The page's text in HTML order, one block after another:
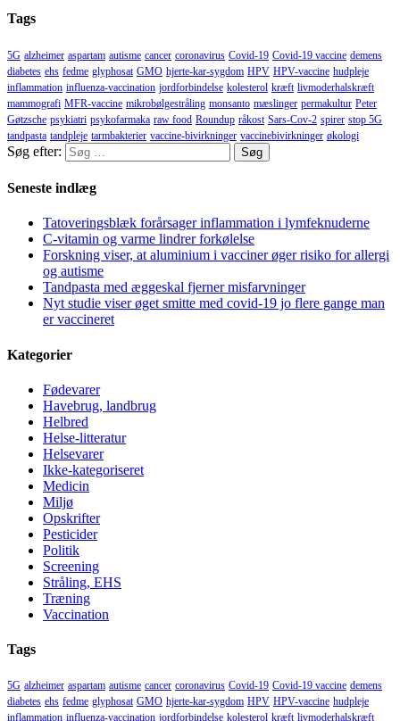
Tags
5G alzheimer aspartam autisme cancer coronavirus Covid-19 Covid-19 vaccine demens
diabetes ehs fedme glyphosat GMO hjerte-kar-sygdom HPV HPV-vaccine hudpleje
inflammation influenza-vaccination jordforbindelse kolesterol kræft livmoderhalskræft
mammografi MFR-vaccine mikrobølgestråling monsanto mæslinger permakultur Peter
Gøtzsche psykiatri psykofarmaka raw food Roundup råkost Sars-Cov-2 spirer stop 5G
tandpasta tandpleje tarmbakterier vaccine-bivirkninger vaccinebivirkninger økologi
Søg efter:
Seneste indlæg
Tatoveringsblæk forårsager inflammation i lymfeknuderne
C-vitamin og varme lindrer forkølelse
Forskning viser, at aluminium i vacciner øger risiko for allergi
og autisme
Tandpasta med æggeskal fjerner misfarvninger
Nyt studie viser øget smitte med covid-19 jo flere gange man
er vaccineret
Kategorier
Fødevarer
Havebrug, landbrug
Helbred
Helse-litteratur
Helsevarer
Ikke-kategoriseret
Medicin
Miljø
Opskrifter
Pesticider
Politik
Screening
Stråling, EHS
Træning
Vaccination
Tags
5G alzheimer aspartam autisme cancer coronavirus Covid-19 Covid-19 vaccine demens
diabetes ehs fedme glyphosat GMO hjerte-kar-sygdom HPV HPV-vaccine hudpleje
inflammation influenza-vaccination jordforbindelse kolesterol kræft livmoderhalskræft